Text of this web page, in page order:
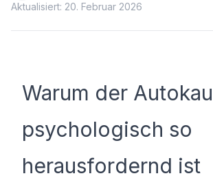
Aktualisiert: 20. Februar 2026
Warum der
psychologisch so
herausfordernd ist